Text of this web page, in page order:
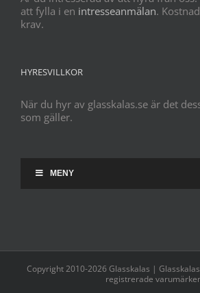
att fylla i en intresseanmälan.
krav.
HYRESVILLKOR
När du hyr av glasskalas.se är det
som gäller.
MENY
Copyright 2010-2026 Glasskalas |
registrerade